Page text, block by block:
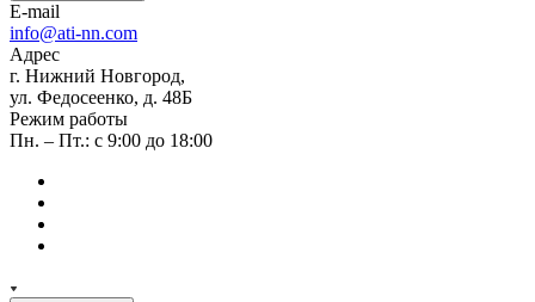
E-mail
info@ati-nn.com
Адрес
г. Нижний Новгород,
ул. Федосеенко, д. 48Б
Режим работы
Пн. – Пт.: с 9:00 до 18:00